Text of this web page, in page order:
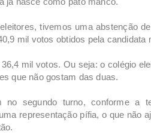
tivemos uma abstenção
mil votos obtidos pela candidata
mil votos. Ou seja: o colégio
que não gostam das duas.
no segundo turno, conforme a
representação pífia, o que não